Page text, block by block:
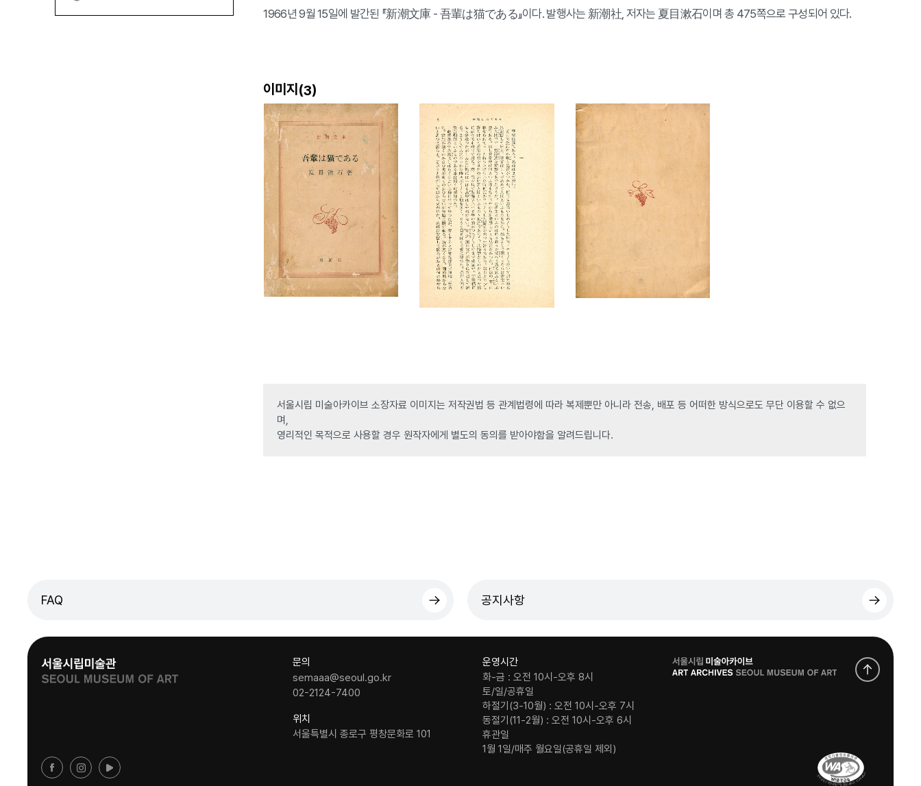
1966년 9월 15일에 발간된 『新潮文庫 - 吾輩は猫である』이다. 발행사는 新潮社, 저자는 夏目漱石이며 총 475쪽으로 구성되어 있다.
이미지(3)
서울시립 미술아카이브 소장자료 이미지는 저작권법 등 관계법령에 따라 복제뿐만 아니라 전송, 배포 등 어떠한 방식으로도 무단 이용할 수 없으
며,
영리적인 목적으로 사용할 경우 원작자에게 별도의 동의를 받아야함을 알려드립니다.
FAQ 공지사항
문의
semaaa@seoul.go.kr
02-2124-7400
위치
서울특별시 종로구 평창문화로 101
운영시간
화-금 : 오전 10시-오후 8시
토/일/공휴일
하절기(3-10월) : 오전 10시-오후 7시
동절기(11-2월) : 오전 10시-오후 6시
휴관일
1월 1일/매주 월요일(공휴일 제외)
로
고